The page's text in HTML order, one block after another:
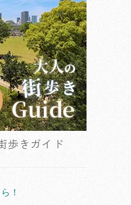
歩きガイド
！